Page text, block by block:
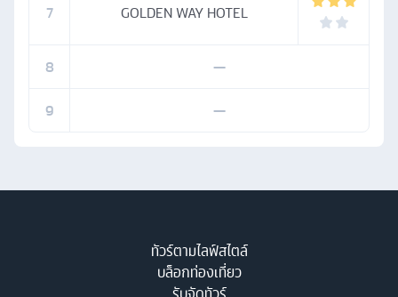
7 GOLDEN WAY HOTEL
8
—
9
—
ทัวร์ตามไลฟ์สไตล์
บล็อกท่องเที่ยว